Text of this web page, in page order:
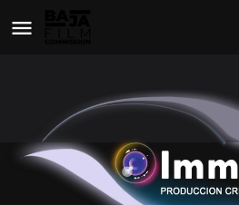
ImmAGia Produccion